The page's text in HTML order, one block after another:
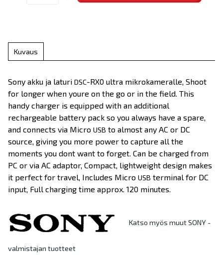
Kuvaus
Sony akku ja laturi DSC-RX0 ultra mikrokameralle, Shoot
for longer when youre on the go or in the field. This
handy charger is equipped with an additional
rechargeable battery pack so you always have a spare,
and connects via Micro USB to almost any AC or DC
source, giving you more power to capture all the
moments you dont want to forget. Can be charged from
PC or via AC adaptor, Compact, lightweight design makes
it perfect for travel, Includes Micro USB terminal for DC
input, Full charging time approx. 120 minutes.
Katso myös muut SONY -
valmistajan tuotteet